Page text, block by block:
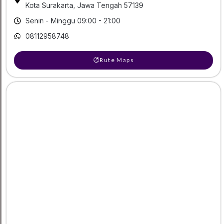
Kota Surakarta, Jawa Tengah 57139
Senin - Minggu 09:00 - 21:00
08112958748
Rute Maps